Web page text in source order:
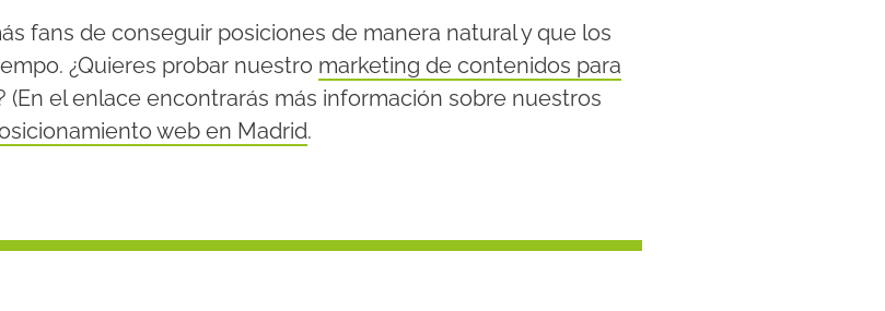
fans de conseguir posiciones de manera natural y que los
¿Quieres probar nuestro marketing de contenidos para
(En el enlace encontrarás más información sobre nuestros
web en Madrid.